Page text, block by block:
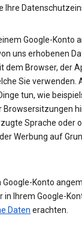
Ihre
Google-Konto
uns erhobenen
dem Browser, der
Sie verwenden.
tun, wie
Browsersitzungen
Sprache oder
Werbung auf
Google-Konto
in Ihrem Google-
Daten erachten.